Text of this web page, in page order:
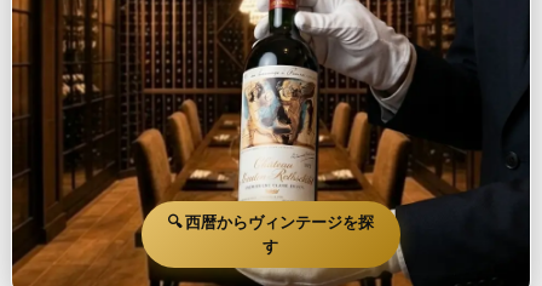
🔍 西暦からヴィンテージを探
す